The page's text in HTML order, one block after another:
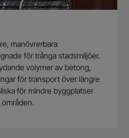
manövrerbara
för trånga stadsmiljöer.
volymer av betong,
för transport över längre
för mindre byggplatser